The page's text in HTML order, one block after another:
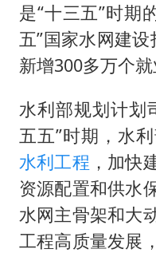
是“十三五”时期
五”国家水网建
新增300多万个就
水利部规划计划
五五”时期，水
水利工程 ，加快
资源配置和供水
水网主骨架和大
工程高质量发展